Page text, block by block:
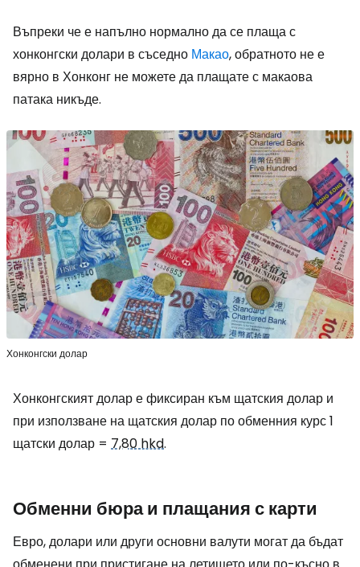
Въпреки че е напълно нормално да се плаща с
хонконгски долари в съседно Макао, обратното не е
вярно в Хонконг не можете да плащате с макаова
патака никъде.
Хонконгски долар
Хонконгският долар е фиксиран към щатския долар и
при използване на щатския долар по обменния курс 1
щатски долар = 7,80 hkd.
Обменни бюра и плащания с карти
Евро, долари или други основни валути могат да бъдат